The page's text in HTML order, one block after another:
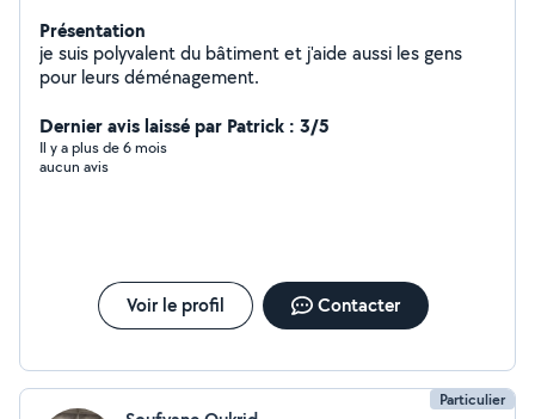
Présentation
je suis polyvalent du bâtiment et j'aide aussi les gens
pour leurs déménagement.
Dernier avis laissé par Patrick : 3/5
Il y a plus de 6 mois
aucun avis
Voir le profil Contacter
Particulier